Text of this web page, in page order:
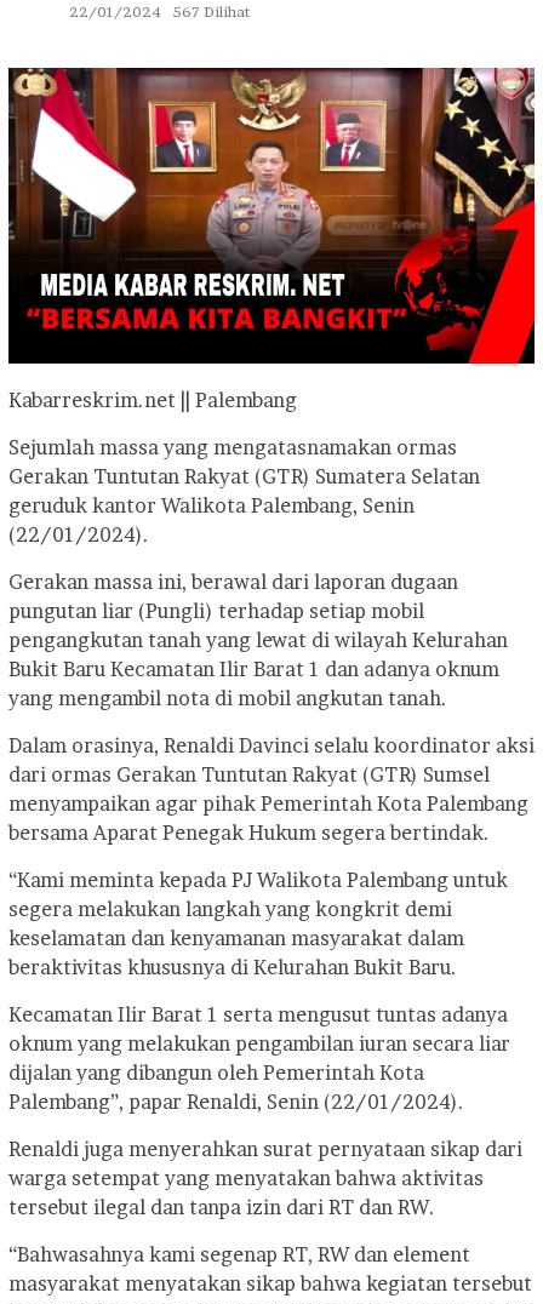
22/01/2024
567 Dilihat
Kabarreskrim.net || Palembang
Sejumlah massa yang mengatasnamakan ormas
Gerakan Tuntutan Rakyat (GTR) Sumatera Selatan
geruduk kantor Walikota Palembang, Senin
(22/01/2024).
Gerakan massa ini, berawal dari laporan dugaan
pungutan liar (Pungli) terhadap setiap mobil
pengangkutan tanah yang lewat di wilayah Kelurahan
Bukit Baru Kecamatan Ilir Barat 1 dan adanya oknum
yang mengambil nota di mobil angkutan tanah.
Dalam orasinya, Renaldi Davinci selalu koordinator aksi
dari ormas Gerakan Tuntutan Rakyat (GTR) Sumsel
menyampaikan agar pihak Pemerintah Kota Palembang
bersama Aparat Penegak Hukum segera bertindak.
“Kami meminta kepada PJ Walikota Palembang untuk
segera melakukan langkah yang kongkrit demi
keselamatan dan kenyamanan masyarakat dalam
beraktivitas khususnya di Kelurahan Bukit Baru.
Kecamatan Ilir Barat 1 serta mengusut tuntas adanya
oknum yang melakukan pengambilan iuran secara liar
dijalan yang dibangun oleh Pemerintah Kota
Palembang”, papar Renaldi, Senin (22/01/2024).
Renaldi juga menyerahkan surat pernyataan sikap dari
warga setempat yang menyatakan bahwa aktivitas
tersebut ilegal dan tanpa izin dari RT dan RW.
“Bahwasahnya kami segenap RT, RW dan element
masyarakat menyatakan sikap bahwa kegiatan tersebut